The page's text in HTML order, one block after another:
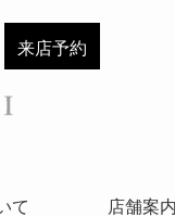
て 店舗案
来店予約